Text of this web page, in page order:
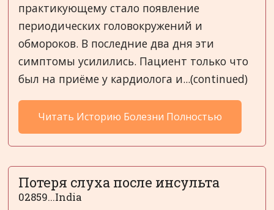
практикующему стало появление
периодических головокружений и
обмороков. В последние два дня эти
симптомы усилились. Пациент только что
был на приёме у кардиолога и...(continued)
Читать Историю Болезни Полностью
Потеря слуха после инсульта
02859...India